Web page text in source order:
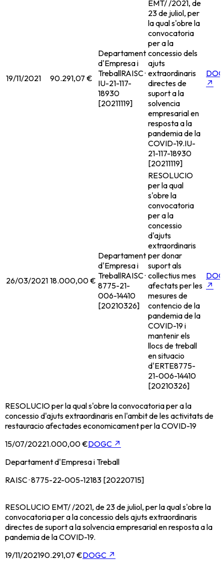
19/11/2021 90.291,07 €
Departament
d'Empresa i
TreballRAISC ·
IU-21-117-
18930
[20211119]
EMT/ /2021, de
23 de juliol, per
la qual s'obre la
convocatoria
per a la
concessio dels
ajuts
extraordinaris
directes de
suport a la
solvencia
empresarial en
resposta a la
pandemia de la
COVID-19.IU-
21-117-18930
[20211119]
↗
26/03/2021 18.000,00 €
Departament
d'Empresa i
TreballRAISC ·
8775-21-
006-14410
[20210326]
RESOLUCIO
per la qual
s'obre la
convocatoria
per a la
concessio
d'ajuts
extraordinaris
per donar
suport als
collectius mes
afectats per les
mesures de
contencio de la
pandemia de la
COVID-19 i
mantenir els
llocs de treball
en situacio
d'ERTE8775-
21-006-14410
[20210326]
↗
RESOLUCIO per la qual s'obre la convocatoria per a la
concessio d'ajuts extraordinaris en l'ambit de les activitats de
restauracio afectades economicament per la COVID-19
15/07/20221.000,00 €DOGC ↗
Departament d'Empresa i Treball
RAISC · 8775-22-005-12183 [20220715]
RESOLUCIO EMT/ /2021, de 23 de juliol, per la qual s'obre la
convocatoria per a la concessio dels ajuts extraordinaris
directes de suport a la solvencia empresarial en resposta a la
pandemia de la COVID-19.
19/11/202190.291,07 €DOGC ↗